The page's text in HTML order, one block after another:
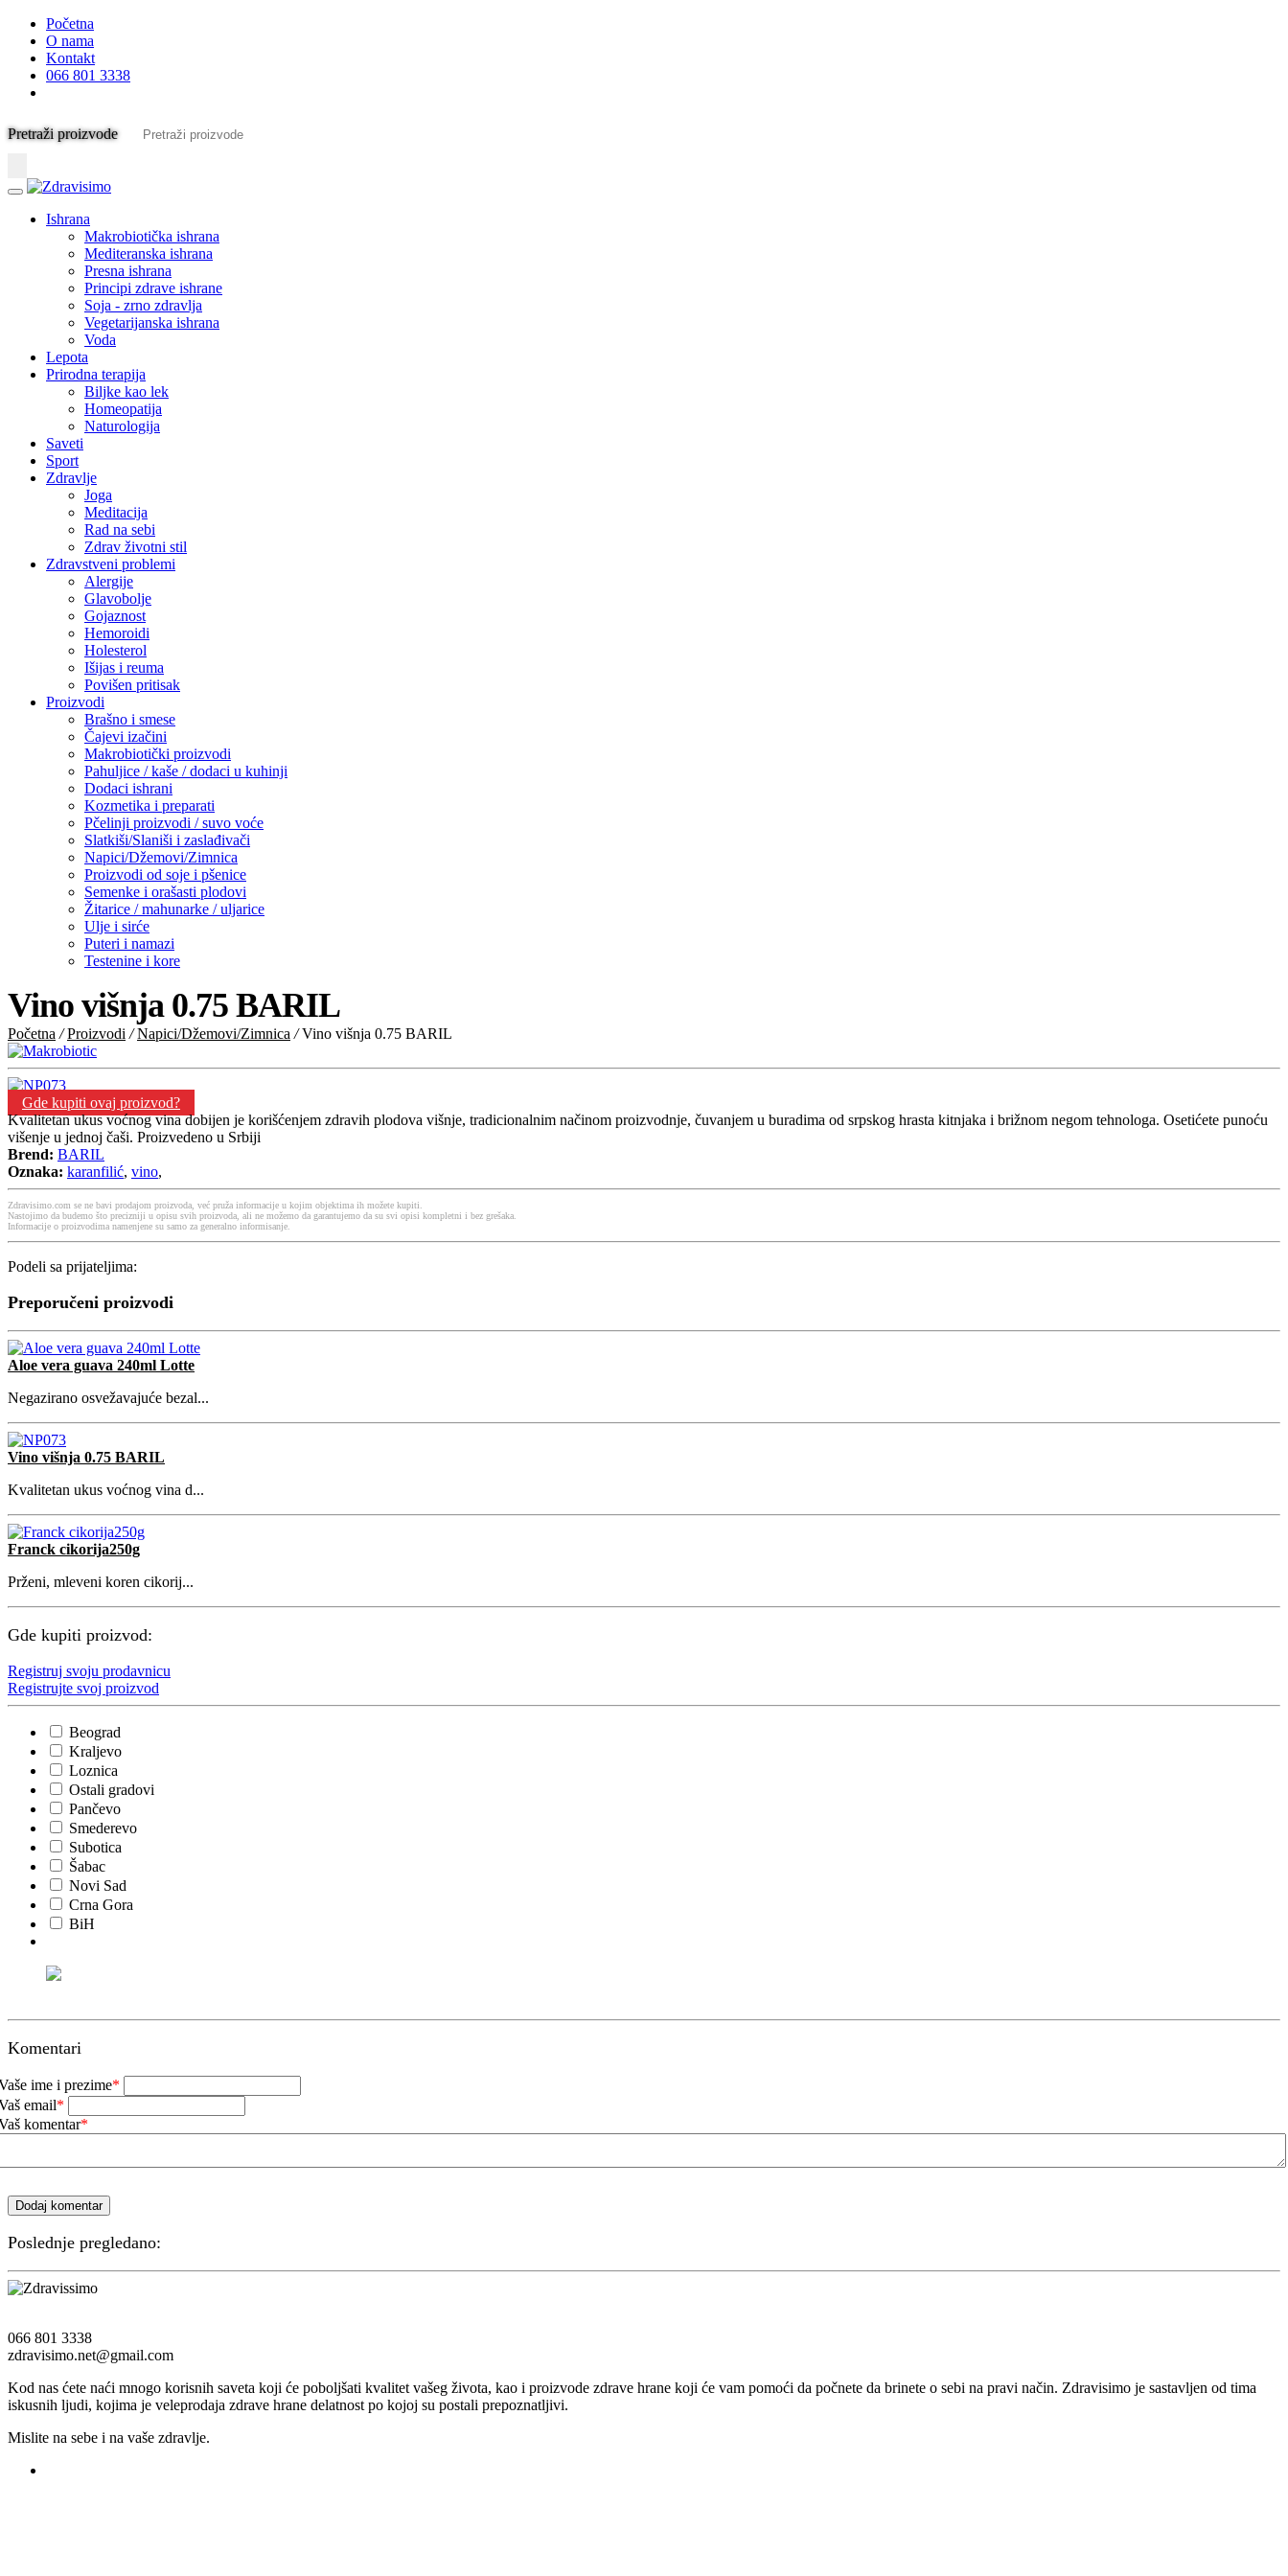
Početna
O nama
Kontakt
066 801 3338
Pretraži proizvode
Ishrana
Makrobiotička ishrana
Mediteranska ishrana
Presna ishrana
Principi zdrave ishrane
Soja - zrno zdravlja
Vegetarijanska ishrana
Voda
Lepota
Prirodna terapija
Biljke kao lek
Homeopatija
Naturologija
Saveti
Sport
Zdravlje
Joga
Meditacija
Rad na sebi
Zdrav životni stil
Zdravstveni problemi
Alergije
Glavobolje
Gojaznost
Hemoroidi
Holesterol
Išijas i reuma
Povišen pritisak
Proizvodi
Brašno i smese
Čajevi izačini
Makrobiotički proizvodi
Pahuljice / kaše / dodaci u kuhinji
Dodaci ishrani
Kozmetika i preparati
Pčelinji proizvodi / suvo voće
Slatkiši/Slaniši i zaslađivači
Napici/Džemovi/Zimnica
Proizvodi od soje i pšenice
Semenke i orašasti plodovi
Žitarice / mahunarke / uljarice
Ulje i sirće
Puteri i namazi
Testenine i kore
Vino višnja 0.75 BARIL
Početna / Proizvodi / Napici/Džemovi/Zimnica /Vino višnja 0.75 BARIL
Gde kupiti ovaj proizvod?
Kvalitetan ukus voćnog vina dobijen je korišćenjem zdravih plodova višnje, tradicionalnim načinom proizvodnje, čuvanjem u buradima od srpskog hrasta kitnjaka i brižnom negom tehnologa. Osetićete punoću
višenje u jednoj čaši. Proizvedeno u Srbiji
Brend: BARIL
Oznaka: karanfilić, vino,
Zdravisimo.com se ne bavi prodajom proizvoda, već pruža informacije u kojim objektima ih možete kupiti.
Nastojimo da budemo što precizniji u opisu svih proizvoda, ali ne možemo da garantujemo da su svi opisi kompletni i bez grešaka.
Informacije o proizvodima namenjene su samo za generalno informisanje.
Podeli sa prijateljima:
Preporučeni proizvodi
Aloe vera guava 240ml Lotte
Negazirano osvežavajuće bezal...
Vino višnja 0.75 BARIL
Kvalitetan ukus voćnog vina d...
Franck cikorija250g
Prženi, mleveni koren cikorij...
Gde kupiti proizvod:
Registruj svoju prodavnicu
Registrujte svoj proizvod
Beograd
Kraljevo
Loznica
Ostali gradovi
Pančevo
Smederevo
Subotica
Šabac
Novi Sad
Crna Gora
BiH
Komentari
ime i prezime*
email*
komentar*
Dodaj komentar
Poslednje pregledano:
066 801 3338
zdravisimo.net@gmail.com
Kod nas ćete naći mnogo korisnih saveta koji će poboljšati kvalitet vašeg života, kao i proizvode zdrave hrane koji će vam pomoći da počnete da brinete o sebi na pravi način. Zdravisimo je sastavljen od tima
iskusnih ljudi, kojima je veleprodaja zdrave hrane delatnost po kojoj su postali prepoznatljivi.
Mislite na sebe i na vaše zdravlje.